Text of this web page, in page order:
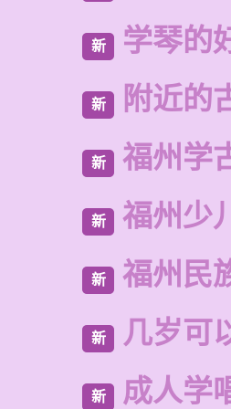
新 学琴的
新 附近的
新 福州学
新 福州少
新 福州民
新 几岁可
新 成人学